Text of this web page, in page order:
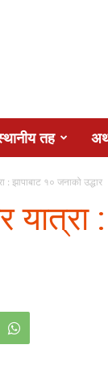
तह
: झापाबाट १० जनाको उद्धार